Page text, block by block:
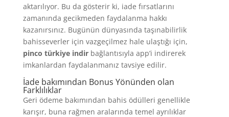
aktarılıyor. Bu da gösterir ki, iade fırsatlarını
zamanında gecikmeden faydalanma hakkı
kazanırsınız. Bugünün dünyasında taşınabilirlik
bahisseverler için vazgeçilmez hale ulaştığı için,
pinco türkiye indirbağlantısıyla app’i indirerek
imkanlardan faydalanmanız tavsiye edilir.
İade bakımından Bonus Yönünden olan
Farklılıklar
Geri ödeme bakımından bahis ödülleri genellikle
karışır, buna rağmen aralarında temel ayrılıklar